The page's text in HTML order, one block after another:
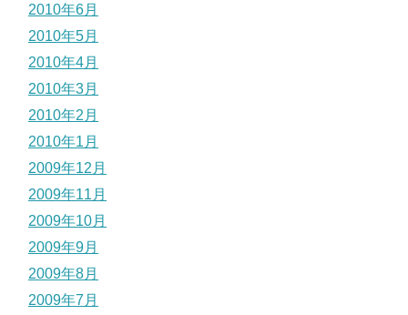
2010年6月
2010年5月
2010年4月
2010年3月
2010年2月
2010年1月
2009年12月
2009年11月
2009年10月
2009年9月
2009年8月
2009年7月